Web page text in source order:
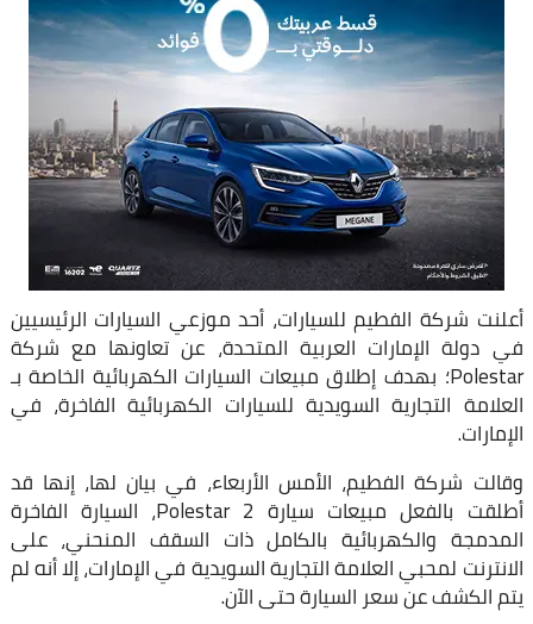
أعلنت شركة الفطيم للسيارات، أحد موزعي السيارات الرئيسيين
في دولة الإمارات العربية المتحدة، عن تعاونها مع شركة
Polestar؛ بهدف إطلاق مبيعات السيارات الكهربائية الخاصة بـ
العلامة التجارية السويدية للسيارات الكهربائية الفاخرة، في
الإمارات.
وقالت شركة الفطيم، الأمس الأربعاء، في بيان لها، إنها قد
أطلقت بالفعل مبيعات سيارة Polestar 2، السيارة الفاخرة
المدمجة والكهربائية بالكامل ذات السقف المنحني، على
الانترنت لمحبي العلامة التجارية السويدية في الإمارات، إلا أنه لم
يتم الكشف عن سعر السيارة حتى الآن.